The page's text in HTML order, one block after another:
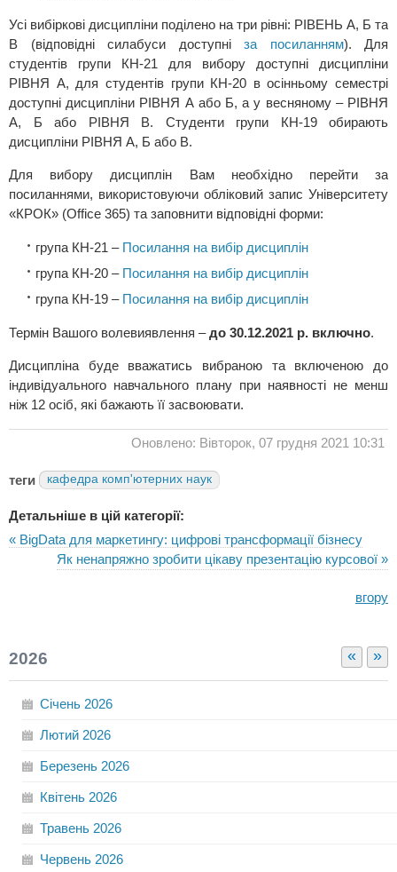
Усі вибіркові дисципліни поділено на три рівні: РІВЕНЬ А, Б та
В (відповідні силабуси доступні за посиланням). Для
студентів групи КН-21 для вибору доступні дисципліни
РІВНЯ А, для студентів групи КН-20 в осінньому семестрі
доступні дисципліни РІВНЯ А або Б, а у весняному – РІВНЯ
А, Б або РІВНЯ В. Студенти групи КН-19 обирають
дисципліни РІВНЯ А, Б або В.
Для вибору дисциплін Вам необхідно перейти за
посиланнями, використовуючи обліковий запис Університету
«КРОК» (Office 365) та заповнити відповідні форми:
група КН-21 – Посилання на вибір дисциплін
група КН-20 – Посилання на вибір дисциплін
група КН-19 – Посилання на вибір дисциплін
Термін Вашого волевиявлення –до 30.12.2021 р. включно.
Дисципліна буде вважатись вибраною та включеною до
індивідуального навчального плану при наявності не менш
ніж 12 осіб, які бажають її засвоювати.
Оновлено: Вівторок, 07 грудня 2021 10:31
теги кафедра комп'ютерних наук
Детальніше в цій категорії:
« BigData для маркетингу: цифрові трансформації бізнесу
Як ненапряжно зробити цікаву презентацію курсової »
вгору
« »
2026
Січень 2026
Лютий 2026
Березень 2026
Квітень 2026
Травень 2026
Червень 2026